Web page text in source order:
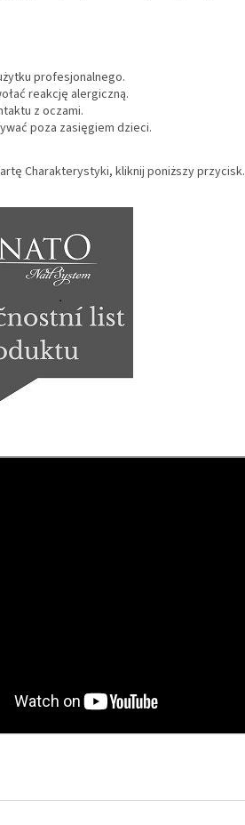
profesjonalnego.
reakcję alergiczną.
z oczami.
poza zasięgiem dzieci.
Charakterystyki, kliknij poniższy przycisk.